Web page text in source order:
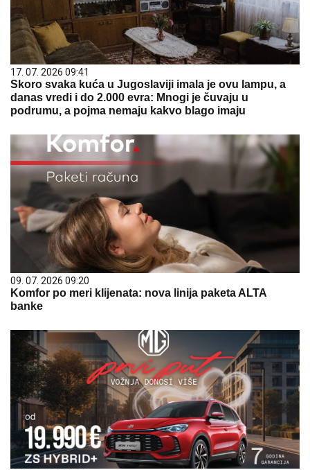
17. 07. 2026 09:41
Skoro svaka kuća u Jugoslaviji imala je ovu lampu, a
danas vredi i do 2.000 evra: Mnogi je čuvaju u
podrumu, a pojma nemaju kakvo blago imaju
09. 07. 2026 09:20
Komfor po meri klijenata: nova linija paketa ALTA
banke